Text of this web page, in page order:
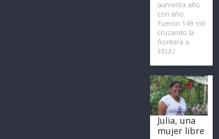
aumenta año
con año.
Fueron 149 mil
cruzando la
frontera a
EEUU
Julia, una
mujer libre